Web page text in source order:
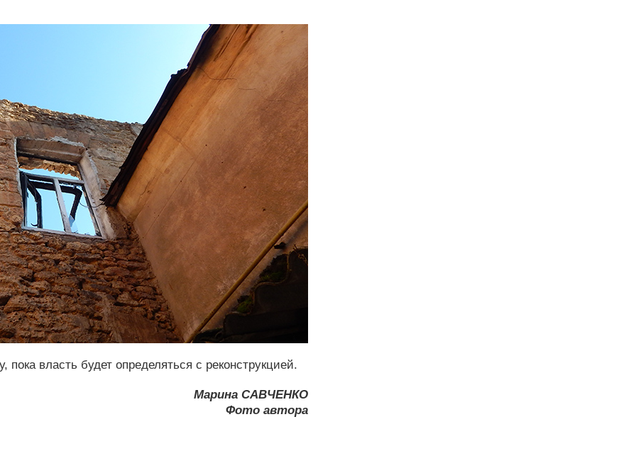
пока власть будет определяться с реконструкцией.
Марина САВЧЕНКО
Фото автора